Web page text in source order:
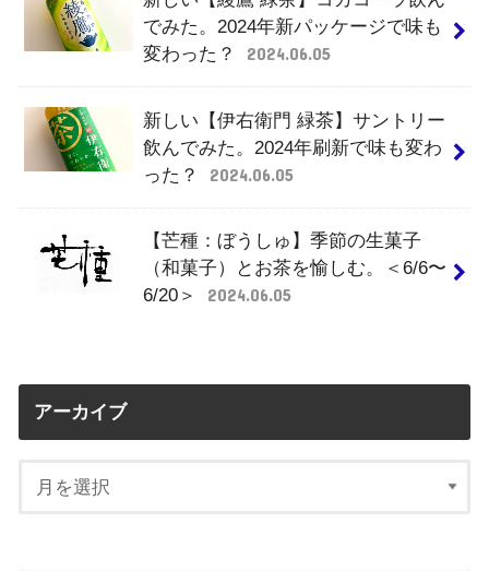
でみた。2024年新パッケージで味も
変わった？
2024.06.05
新しい【伊右衛門 緑茶】サントリー
飲んでみた。2024年刷新で味も変わ
った？
2024.06.05
【芒種：ぼうしゅ】季節の生菓子
（和菓子）とお茶を愉しむ。＜6/6〜
6/20＞
2024.06.05
アーカイブ